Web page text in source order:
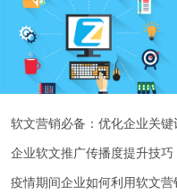
软文营销必备：优化企业关
企业软文推广传播度提升技巧
疫情期间企业如何利用软文